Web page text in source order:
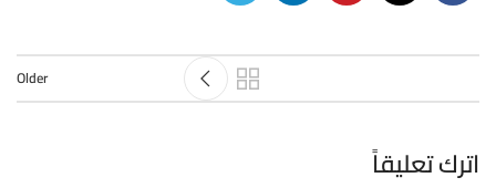
Older
اترك تعليقاً